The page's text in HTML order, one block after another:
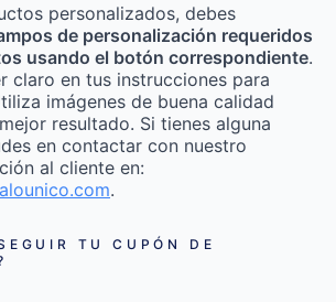
personalizados, debes
de personalización requeridos
usando el botón correspondiente.
claro en tus instrucciones para
imágenes de buena calidad
resultado. Si tienes alguna
en contactar con nuestro
al cliente en:
.
TU CUPÓN DE